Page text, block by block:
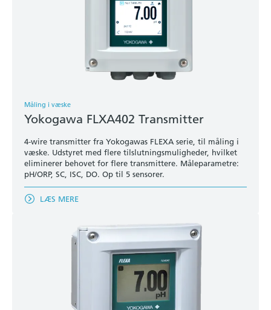
Måling i væske
Yokogawa FLXA402 Transmitter
4-wire transmitter fra Yokogawas FLEXA serie, til måling i
væske. Udstyret med flere tilslutningsmuligheder, hvilket
eliminerer behovet for flere transmittere. Måleparametre:
pH/ORP, SC, ISC, DO. Op til 5 sensorer.
LÆS MERE